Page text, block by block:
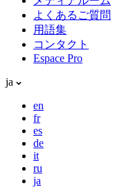
よくあるご質問
用語集
コンタクト
Espace Pro
ja
en
fr
es
de
it
ru
ja